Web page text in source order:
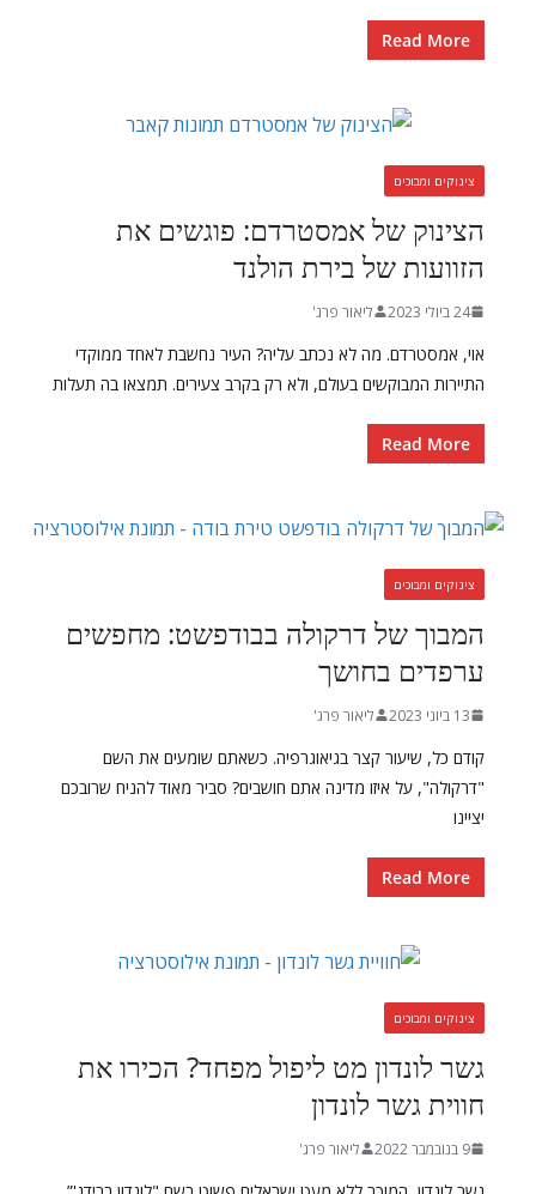
Read More
צינוקים ומבוכים
הצינוק של אמסטרדם: פוגשים את
הזוועות של בירת הולנד
24 ביולי 2023 ליאור פרג'
אוי, אמסטרדם. מה לא נכתב עליה? העיר נחשבת לאחד ממוקדי
התיירות המבוקשים בעולם, ולא רק בקרב צעירים. תמצאו בה תעלות
Read More
צינוקים ומבוכים
המבוך של דרקולה בבודפשט: מחפשים
ערפדים בחושך
13 ביוני 2023 ליאור פרג'
קודם כל, שיעור קצר בגיאוגרפיה. כשאתם שומעים את השם
"דרקולה", על איזו מדינה אתם חושבים? סביר מאוד להניח שרובכם
יציינו
Read More
צינוקים ומבוכים
גשר לונדון מט ליפול מפחד? הכירו את
חווית גשר לונדון
9 בנובמבר 2022 ליאור פרג'